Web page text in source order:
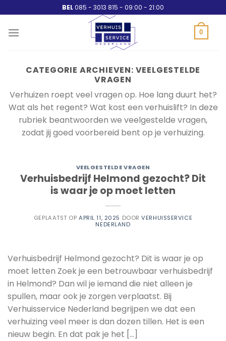
naar
inhoud
BEL085 - 3013 815 - 09:00 - 21:00
0
CATEGORIE ARCHIEVEN: VEELGESTELDE
VRAGEN
Verhuizen roept veel vragen op. Hoe lang duurt het?
Wat als het regent? Wat kost een verhuislift? In deze
rubriek beantwoorden we veelgestelde vragen,
zodat jij goed voorbereid bent op je verhuizing.
VEELGESTELDE VRAGEN
Verhuisbedrijf Helmond gezocht? Dit
is waar je op moet letten
GEPLAATST OPAPRIL 11, 2025 DOORVERHUISSERVICE
NEDERLAND
Verhuisbedrijf Helmond gezocht? Dit is waar je op
moet letten Zoek je een betrouwbaar verhuisbedrijf
in Helmond? Dan wil je iemand die niet alleen je
spullen, maar ook je zorgen verplaatst. Bij
Verhuisservice Nederland begrijpen we dat een
verhuizing veel meer is dan dozen tillen. Het is een
nieuw begin. En dat pak je het […]